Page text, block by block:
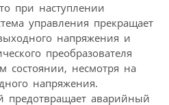
при наступлении
управления прекращает
напряжения и
преобразователя
состоянии, несмотря на
напряжения.
предотвращает аварийный